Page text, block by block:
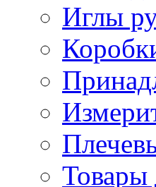
Иглы
Товары